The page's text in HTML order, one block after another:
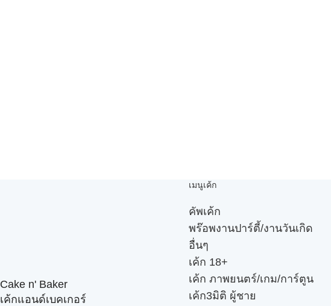
Cake n' Baker
เค้กแอนด์เบคเกอร์
เมนูเค้ก
คัพเค้ก
พร๊อพงานปาร์ตี้/งานวันเกิด
อื่นๆ
เค้ก 18+
เค้ก ภาพยนตร์/เกม/การ์ตูน
เค้ก3มิติ ผู้ชาย